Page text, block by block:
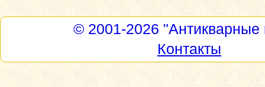
© 2001-2026 "Антикварные
Контакты